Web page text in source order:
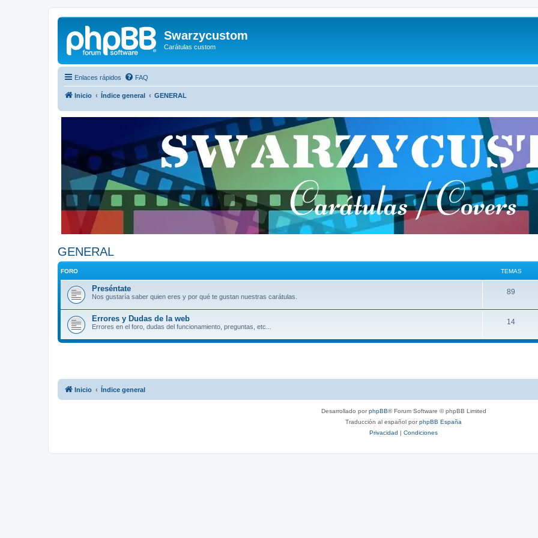
Swarzycustom
Carátulas custom
Enlaces rápidos FAQ
Inicio Índice general GENERAL
GENERAL
FORO TEMAS
Preséntate
Nos gustaría saber quien eres y por qué te gustan nuestras carátulas.
89
Errores y Dudas de la web
Errores en el foro, dudas del funcionamiento, preguntas, etc...
14
Inicio Índice general
Desarrollado porphpBB® Forum Software © phpBB Limited
Traducción al español porphpBB España
Privacidad | Condiciones